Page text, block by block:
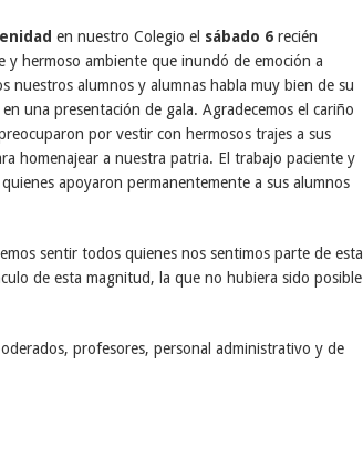
en nuestro Colegio el sábado 6recién
y hermoso ambiente que inundó de emoción a
nuestros alumnos y alumnas habla muy bien de su
una presentación de gala. Agradecemos el cariño
por vestir con hermosos trajes a sus
homenajear a nuestra patria. El trabajo paciente y
apoyaron permanentemente a sus alumnos
sentir todos quienes nos sentimos parte de esta
de esta magnitud, la que no hubiera sido posible
profesores, personal administrativo y de